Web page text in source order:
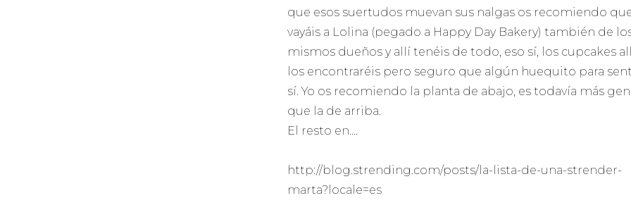
que esos suertudos muevan sus nalgas os recomiendo
vayáis a Lolina (pegado a Happy Day Bakery) también de
mismos dueños y allí tenéis de todo, eso sí, los cupcakes
los encontraréis pero seguro que algún huequito para
sí. Yo os recomiendo la planta de abajo, es todavía más
que la de arriba.
El resto en….
http://blog.strending.com/posts/la-lista-de-una-strender-
marta?locale=es